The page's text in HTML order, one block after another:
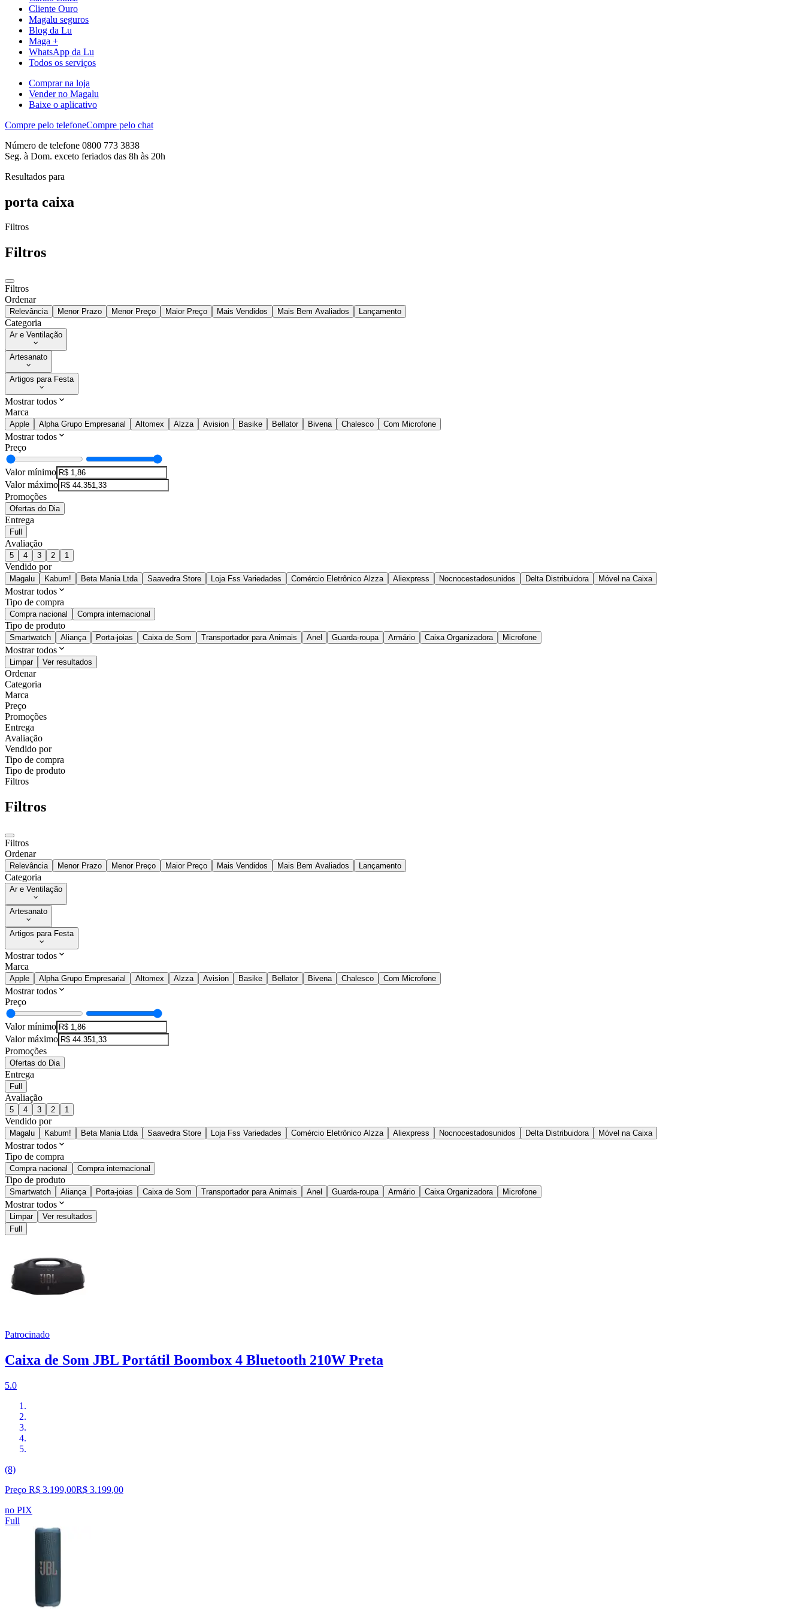
Cliente Ouro
Magalu seguros
Blog da Lu
Maga +
WhatsApp da Lu
Todos os serviços
Comprar na loja
Vender no Magalu
Baixe o aplicativo
Compre pelo telefoneCompre pelo chat
Número de telefone 0800 773 3838
Seg. à Dom. exceto feriados das 8h às 20h
Resultados para
porta caixa
Filtros
Filtros
Filtros
Ordenar
Relevância Menor Prazo Menor Preço Maior Preço Mais Vendidos Mais Bem Avaliados Lançamento
Categoria
Ar e Ventilação
Artesanato
Artigos para Festa
Mostrar todos
Marca
Apple Alpha Grupo Empresarial Altomex Alzza Avision Basike Bellator Bivena Chalesco Com Microfone
Mostrar todos
Preço
Valor mínimo
Valor máximo
Promoções
Ofertas do Dia
Entrega
Full
Avaliação
5 4 3 2 1
Vendido por
Magalu Kabum! Beta Mania Ltda Saavedra Store Loja Fss Variedades Comércio Eletrônico Alzza Aliexpress Nocnocestadosunidos Delta Distribuidora Móvel na Caixa
Mostrar todos
Tipo de compra
Compra nacional Compra internacional
Tipo de produto
Smartwatch Aliança Porta-joias Caixa de Som Transportador para Animais Anel Guarda-roupa Armário Caixa Organizadora Microfone
Mostrar todos
Limpar Ver resultados
Ordenar
Categoria
Marca
Preço
Promoções
Entrega
Avaliação
Vendido por
Tipo de compra
Tipo de produto
Filtros
Filtros
Filtros
Ordenar
Relevância Menor Prazo Menor Preço Maior Preço Mais Vendidos Mais Bem Avaliados Lançamento
Categoria
Ar e Ventilação
Artesanato
Artigos para Festa
Mostrar todos
Marca
Apple Alpha Grupo Empresarial Altomex Alzza Avision Basike Bellator Bivena Chalesco Com Microfone
Mostrar todos
Preço
Valor mínimo
Valor máximo
Promoções
Ofertas do Dia
Entrega
Full
Avaliação
5 4 3 2 1
Vendido por
Magalu Kabum! Beta Mania Ltda Saavedra Store Loja Fss Variedades Comércio Eletrônico Alzza Aliexpress Nocnocestadosunidos Delta Distribuidora Móvel na Caixa
Mostrar todos
Tipo de compra
Compra nacional Compra internacional
Tipo de produto
Smartwatch Aliança Porta-joias Caixa de Som Transportador para Animais Anel Guarda-roupa Armário Caixa Organizadora Microfone
Mostrar todos
Limpar
Ver resultados
Full
Patrocinado
Caixa de Som JBL Portátil Boombox 4 Bluetooth 210W Preta
5.0
(8)
Preço R$ 3.199,00R$ 3.199,00
no PIX
Full